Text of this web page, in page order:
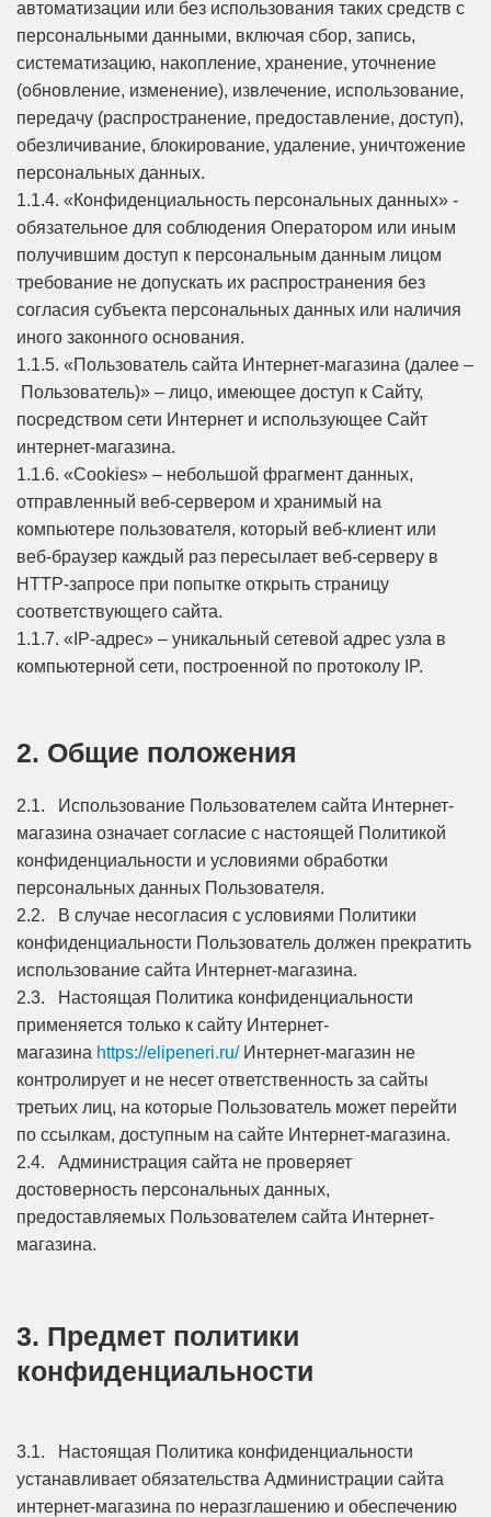
автоматизации или без использования таких средств с
персональными данными, включая сбор, запись,
систематизацию, накопление, хранение, уточнение
(обновление, изменение), извлечение, использование,
передачу (распространение, предоставление, доступ),
обезличивание, блокирование, удаление, уничтожение
персональных данных.
1.1.4. «Конфиденциальность персональных данных» -
обязательное для соблюдения Оператором или иным
получившим доступ к персональным данным лицом
требование не допускать их распространения без
согласия субъекта персональных данных или наличия
иного законного основания.
1.1.5. «Пользователь сайта Интернет-магазина (далее –
Пользователь)» – лицо, имеющее доступ к Сайту,
посредством сети Интернет и использующее Сайт
интернет-магазина.
1.1.6. «Cookies» – небольшой фрагмент данных,
отправленный веб-сервером и хранимый на
компьютере пользователя, который веб-клиент или
веб-браузер каждый раз пересылает веб-серверу в
HTTP-запросе при попытке открыть страницу
соответствующего сайта.
1.1.7. «IP-адрес» – уникальный сетевой адрес узла в
компьютерной сети, построенной по протоколу IP.
2. Общие положения
2.1. Использование Пользователем сайта Интернет-
магазина означает согласие с настоящей Политикой
конфиденциальности и условиями обработки
персональных данных Пользователя.
2.2. В случае несогласия с условиями Политики
конфиденциальности Пользователь должен прекратить
использование сайта Интернет-магазина.
2.3. Настоящая Политика конфиденциальности
применяется только к сайту Интернет-
магазина https://elipeneri.ru/Интернет-магазин не
контролирует и не несет ответственность за сайты
третьих лиц, на которые Пользователь может перейти
по ссылкам, доступным на сайте Интернет-магазина.
2.4. Администрация сайта не проверяет
достоверность персональных данных,
предоставляемых Пользователем сайта Интернет-
магазина.
3. Предмет политики
конфиденциальности
3.1. Настоящая Политика конфиденциальности
устанавливает обязательства Администрации сайта
интернет-магазина по неразглашению и обеспечению